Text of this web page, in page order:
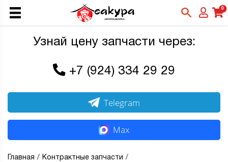
0
Узнай цену запчасти через:
+7 (924) 334 29 29
Telegram
Max
Главная
Контрактные запчасти